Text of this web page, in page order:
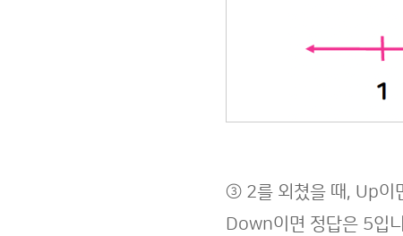
③ 2를 외쳤을 때, Up이
Down이면 정답은 5입